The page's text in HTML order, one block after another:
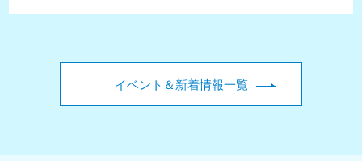
イベント＆新着情報一覧